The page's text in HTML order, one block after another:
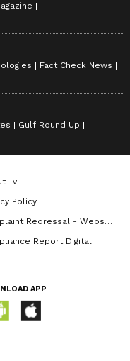
Fact Check News
Gulf Round Up
Tv
Policy
Redressal - Website
Report Digital
APP